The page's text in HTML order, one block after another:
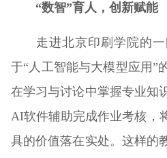
“数智”育人，创新赋能
走进北京印刷学院的一
于“人工智能与大模型应用”
在学习与讨论中掌握专业知
AI软件辅助完成作业考核，
具的价值落在实处。这样的